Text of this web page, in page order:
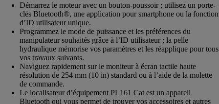
Démarrez le moteur avec un bouton-poussoir ; utilisez un porte-
clés Bluetooth®, une application pour smartphone ou la fonction
d’ID utilisateur unique.
Programmez le mode de puissance et les préférences du
manipulateur souhaités grâce à l’ID utilisateur ; la pelle
hydraulique mémorise vos paramètres et les réapplique pour tous
vos travaux suivants.
Naviguez rapidement sur le moniteur à écran tactile haute
résolution de 254 mm (10 in) standard ou à l’aide de la molette
de commande.
Le localisateur d’équipement PL161 Cat est un appareil
Bluetooth qui vous permet de trouver vos accessoires et autres